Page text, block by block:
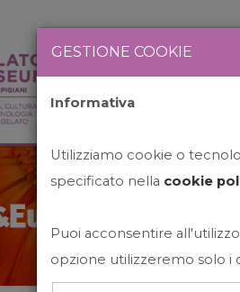
GESTIONE COOKIE
Informativa
Utilizziamo cookie o
specificato nella cookie
Puoi acconsentire
opzione utilizzeremo solo i